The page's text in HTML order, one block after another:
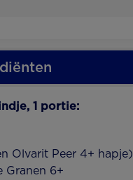
1 portie:
Olvarit Peer 4+ hapje)
Granen 6+